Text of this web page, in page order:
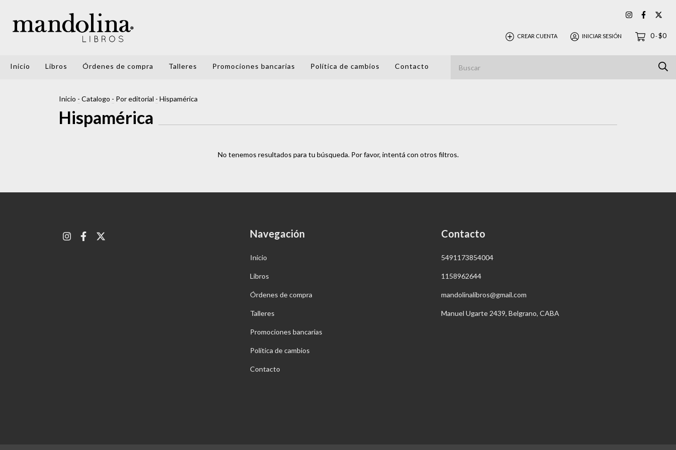
CREAR CUENTA INICIAR SESIÓN 0-$0
Inicio Libros Órdenes de compra Talleres Promociones bancarias Política de cambios Contacto
Inicio - Catalogo - Por editorial - Hispamérica
Hispamérica
No tenemos resultados para tu búsqueda. Por favor, intentá con otros filtros.
Navegación
Inicio
Libros
Órdenes de compra
Talleres
Promociones bancarias
Política de cambios
Contacto
Contacto
5491173854004
1158962644
mandolinalibros@gmail.com
Manuel Ugarte 2439, Belgrano, CABA